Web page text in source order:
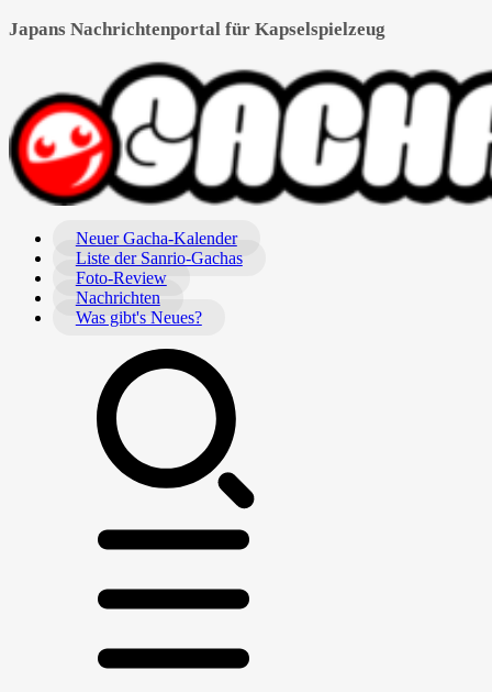
Japans Nachrichtenportal für Kapselspielzeug
Neuer Gacha-Kalender
Liste der Sanrio-Gachas
Foto-Review
Nachrichten
Was gibt's Neues?